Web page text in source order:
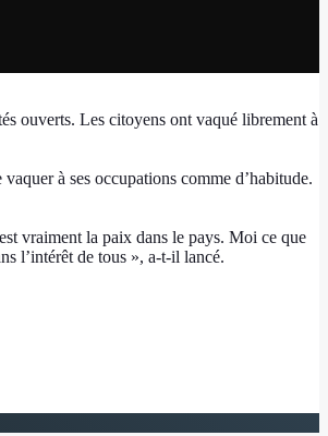
ouverts. Les citoyens ont vaqué librement à
à ses occupations comme d’habitude.
vraiment la paix dans le pays. Moi ce que
l’intérêt de tous », a-t-il lancé.